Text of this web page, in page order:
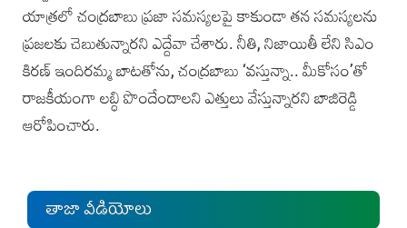
యాత్రలో చంద్రబాబు ప్రజా సమస్యలపై కాకుండా తన సమస్యలను
ప్రజలకు చెబుతున్నారని ఎద్దేవా చేశారు. నీతి, నిజాయితీ లేని సిఎం
కిరణ్ ఇందిరమ్మ బాటతోను, చంద్రబాబు ‘వస్తున్నా.. మీకోసం’తో
రాజకీయంగా లబ్ధి పొందేందాలని ఎత్తులు వేస్తున్నారని బాజిరెడ్డి
ఆరోపించారు.
తాజా వీడియోలు